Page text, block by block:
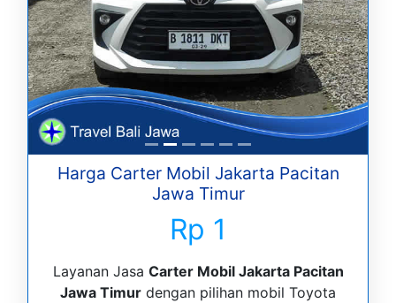
Harga Carter Mobil Jakarta Pacitan
Jawa Timur
Rp 1
Layanan Jasa Carter Mobil Jakarta Pacitan
Jawa Timur dengan pilihan mobil Toyota